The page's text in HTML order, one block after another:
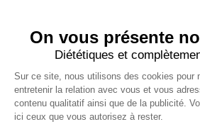
votre pseudo. Les Contenus
vous publiez sur ce Site
choix et de votre
Toutefois, Nous vous
Contenus Utilisateurs ne
On vous présente
Diététiques et
Sur ce site, nous utilisons des cookies pour
entretenir la relation avec vous et vous
contenu qualitatif ainsi que de la publicité.
ici ceux que vous autorisez à rester.